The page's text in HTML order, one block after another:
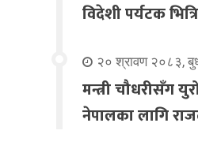
विदेशी पर्यटक
२० श्रावण २०८३,
मन्त्री चौधरीसँग
नेपालका लागि